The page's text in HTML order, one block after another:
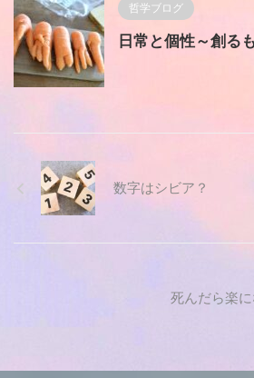
哲学ブログ
日常と個性～創る
数字はシビア？
死んだら楽に